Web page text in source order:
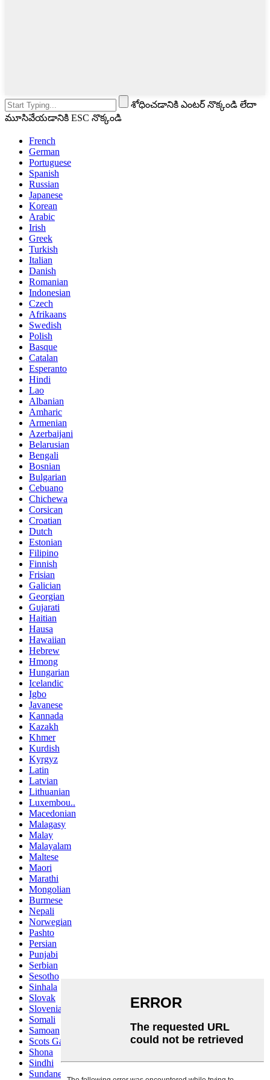
శోధించడానికి ఎంటర్ నొక్కండి లేదా
మూసివేయడానికి ESC నొక్కండి
French
German
Portuguese
Spanish
Russian
Japanese
Korean
Arabic
Irish
Greek
Turkish
Italian
Danish
Romanian
Indonesian
Czech
Afrikaans
Swedish
Polish
Basque
Catalan
Esperanto
Hindi
Lao
Albanian
Amharic
Armenian
Azerbaijani
Belarusian
Bengali
Bosnian
Bulgarian
Cebuano
Chichewa
Corsican
Croatian
Dutch
Estonian
Filipino
Finnish
Frisian
Galician
Georgian
Gujarati
Haitian
Hausa
Hawaiian
Hebrew
Hmong
Hungarian
Icelandic
Igbo
Javanese
Kannada
Kazakh
Khmer
Kurdish
Kyrgyz
Latin
Latvian
Lithuanian
Luxembou..
Macedonian
Malagasy
Malay
Malayalam
Maltese
Maori
Marathi
Mongolian
Burmese
Nepali
Norwegian
Pashto
Persian
Punjabi
Serbian
Sesotho
Sinhala
Slovak
Slovenian
Somali
Samoan
Scots Gaelic
Shona
Sindhi
Sundanese